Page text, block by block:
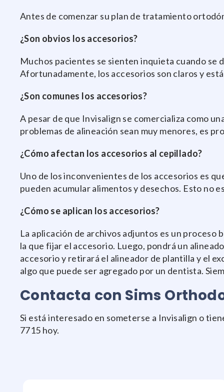
Antes de comenzar su plan de tratamiento
¿Son obvios los accesorios?
Muchos pacientes se sienten inquieta cuando se
Afortunadamente, los accesorios son claros y
¿Son comunes los accesorios?
A pesar de que Invisalign se comercializa como
problemas de alineación sean muy menores, es
¿Cómo afectan los accesorios al cepillado?
Uno de los inconvenientes de los accesorios es
pueden acumular alimentos y desechos. Esto no
¿Cómo se aplican los accesorios?
La aplicación de archivos adjuntos es un proceso
la que fijar el accesorio. Luego, pondrá un
accesorio y retirará el alineador de plantilla y el
algo que puede ser agregado por un dentista.
Contacta con Sims
Si está interesado en someterse a Invisalign o
7715 hoy.